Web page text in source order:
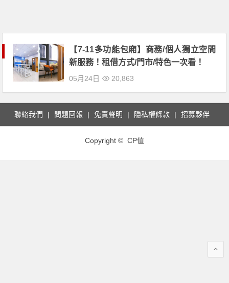
【7-11多功能包廂】商務/個人獨立空間
新服務！租借方式/門市/特色一次看！
05月24日 20,863
聯絡我們 問題回報 免責聲明 隱私權條款 招募夥伴
Copyright © CP值